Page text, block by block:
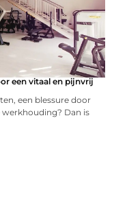
een vitaal en pijnvrij
een blessure door
Dan is